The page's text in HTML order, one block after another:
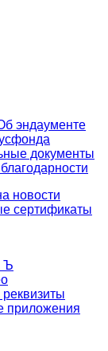
эндаументе
документы
новости
сертификаты
Ъ
реквизиты
приложения